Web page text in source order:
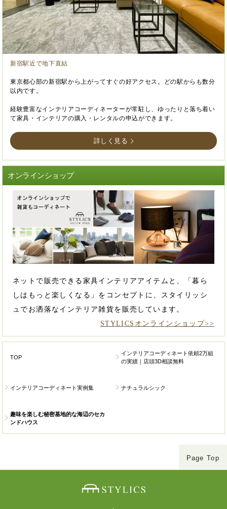
新宿駅近で地下直結
東京都心部の新宿駅から上がってすぐの好アクセス。どの駅からも数分
以内です。
経験豊富なインテリアコーディネーターが常駐し、ゆったりと落ち着い
て家具・インテリアの購入・レンタルの申込ができます。
詳しく見る
オンラインショップ
ネットで販売できる家具インテリアアイテムと、「暮ら
しはもっと楽しくなる」をコンセプトに、スタイリッシ
ュでお洒落なインテリア雑貨を販売しています。
STYLICSオンラインショップ>>
TOP
インテリアコーディネート依頼2万組
の実績｜店頭3D相談無料
インテリアコーディネート実例集 ナチュラルシック
趣味を楽しむ秘密基地的な海辺のセカ
ンドハウス
Page Top